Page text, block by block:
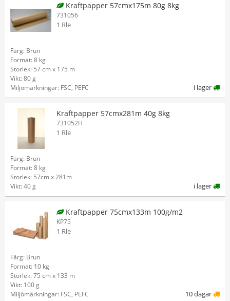
Kraftpapper 57cmx175m 80g 8kg
731056
1 Rle
Färg: Brun
Format: 8 kg
Storlek: 57 cm x 175 m
Vikt: 80 g
Miljömärkningar: FSC, PEFC
i lager
Kraftpapper 57cmx281m 40g 8kg
731052H
1 Rle
Färg: Brun
Format: 8 kg
Storlek: 57cm x 281m
Vikt: 40 g
i lager
Kraftpapper 75cmx133m 100g/m2
KP75
1 Rle
Färg: Brun
Format: 10 kg
Storlek: 75 cm x 133 m
Vikt: 100 g
Miljömärkningar: FSC, PEFC
10 dagar